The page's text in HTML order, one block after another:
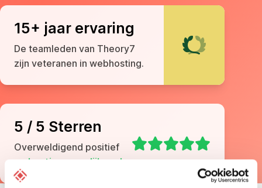
15+ jaar ervaring
De teamleden van Theory7
zijn veteranen in webhosting.
5 / 5 Sterren
Overweldigend positief
ophostingvergelijker.nl